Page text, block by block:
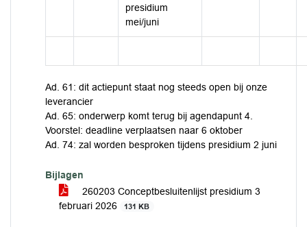
presidium
mei/juni
Ad. 61: dit actiepunt staat nog steeds open bij onze
leverancier
Ad. 65: onderwerp komt terug bij agendapunt 4.
Voorstel: deadline verplaatsen naar 6 oktober
Ad. 74: zal worden besproken tijdens presidium 2 juni
Bijlagen
260203 Conceptbesluitenlijst presidium 3
februari 2026
131 KB